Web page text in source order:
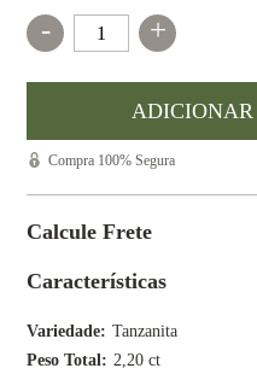
Características
Variedade
Tanzanita
Peso Total
2,20 ct
- +
Compra 100% Segura
Calcule Frete